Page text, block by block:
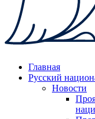
Главная
Русский
Новости